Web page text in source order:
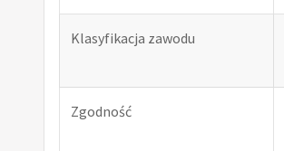
Klasyfikacja zawodu
Zgodność